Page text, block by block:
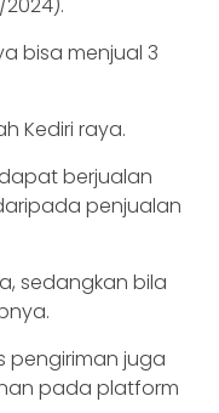
bisa menjual 3
Kediri raya.
berjualan
penjualan
sedangkan bila
pengiriman juga
pada platform